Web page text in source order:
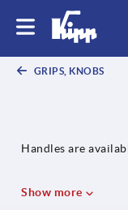
GRIPS, KNOBS
Handles are
Show more